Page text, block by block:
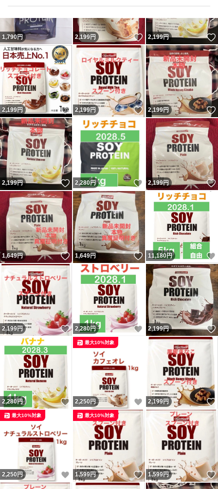
1,790円 2,199円 いいね！
2,199円
2,199円 いいね！
2,199円 いいね！
2,199円
2,199円 いいね！
2,280円 いいね！
2,199円
1,649円 いいね！
1,649円 いいね！
11,180円
2,199円 いいね！
2,280円 いいね！
2,199円
2,280円 いいね！
2,250 円 いいね！
最大10%対象
2,199円
2,250 円 いいね！
最大10%対象
1,599円 いいね！
最大10%対象
1,599円